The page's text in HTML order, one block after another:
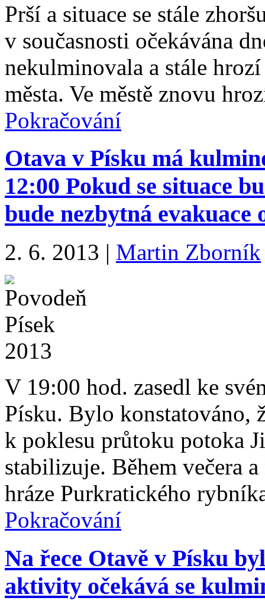
Prší a situace se stále
v současnosti očekávána
nekulminovala a stále
města. Ve městě znovu
Pokračování
Otava v Písku má
12:00 Pokud se situace
bude nezbytná evakuace
2. 6. 2013 | Martin Zborník
V 19:00 hod. zasedl ke
Písku. Bylo konstatováno,
k poklesu průtoku potoka
stabilizuje. Během večera
hráze Purkratického
Pokračování
Na řece Otavě v Písku
aktivity očekává se